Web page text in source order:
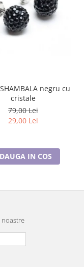
negru cu
cristale
79,00 Lei
29,00 Lei
IN COS
noastre